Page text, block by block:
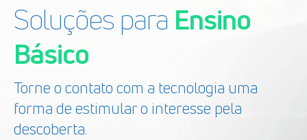
Soluções para Ensino
Básico
Torne o contato com a tecnologia uma
forma de estimular o interesse pela
descoberta.